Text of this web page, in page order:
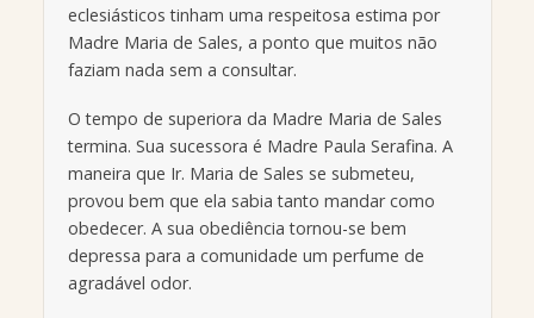
eclesiásticos tinham uma respeitosa estima por
Madre Maria de Sales, a ponto que muitos não
faziam nada sem a consultar.
O tempo de superiora da Madre Maria de Sales
termina. Sua sucessora é Madre Paula Serafina. A
maneira que Ir. Maria de Sales se submeteu,
provou bem que ela sabia tanto mandar como
obedecer. A sua obediência tornou-se bem
depressa para a comunidade um perfume de
agradável odor.